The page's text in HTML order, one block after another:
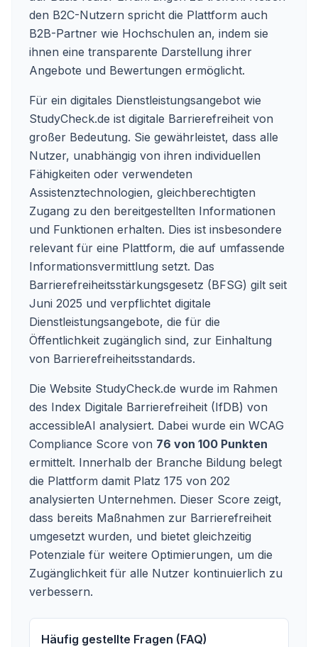
den B2C-Nutzern spricht die Plattform auch
B2B-Partner wie Hochschulen an, indem sie
ihnen eine transparente Darstellung ihrer
Angebote und Bewertungen ermöglicht.
Für ein digitales Dienstleistungsangebot wie
StudyCheck.de ist digitale Barrierefreiheit von
großer Bedeutung. Sie gewährleistet, dass alle
Nutzer, unabhängig von ihren individuellen
Fähigkeiten oder verwendeten
Assistenztechnologien, gleichberechtigten
Zugang zu den bereitgestellten Informationen
und Funktionen erhalten. Dies ist insbesondere
relevant für eine Plattform, die auf umfassende
Informationsvermittlung setzt. Das
Barrierefreiheitsstärkungsgesetz (BFSG) gilt seit
Juni 2025 und verpflichtet digitale
Dienstleistungsangebote, die für die
Öffentlichkeit zugänglich sind, zur Einhaltung
von Barrierefreiheitsstandards.
Die Website StudyCheck.de wurde im Rahmen
des Index Digitale Barrierefreiheit (IfDB) von
accessibleAI analysiert. Dabei wurde ein WCAG
Compliance Score von 76 von 100 Punkten
ermittelt. Innerhalb der Branche Bildung belegt
die Plattform damit Platz 175 von 202
analysierten Unternehmen. Dieser Score zeigt,
dass bereits Maßnahmen zur Barrierefreiheit
umgesetzt wurden, und bietet gleichzeitig
Potenziale für weitere Optimierungen, um die
Zugänglichkeit für alle Nutzer kontinuierlich zu
verbessern.
Häufig gestellte Fragen (FAQ)